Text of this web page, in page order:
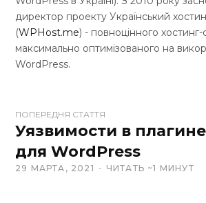
директор проекту Український
(WPHost.me) - повноцінного хостинг-
максимально оптимізованого на
WordPress.
e
b
s
i
ПОПЕРЕДНЯ СТАТТЯ
Уязвимости в
для WordPress
29 МАРТА, 2021 ЧИТАТЬ ~1 МИНУТ